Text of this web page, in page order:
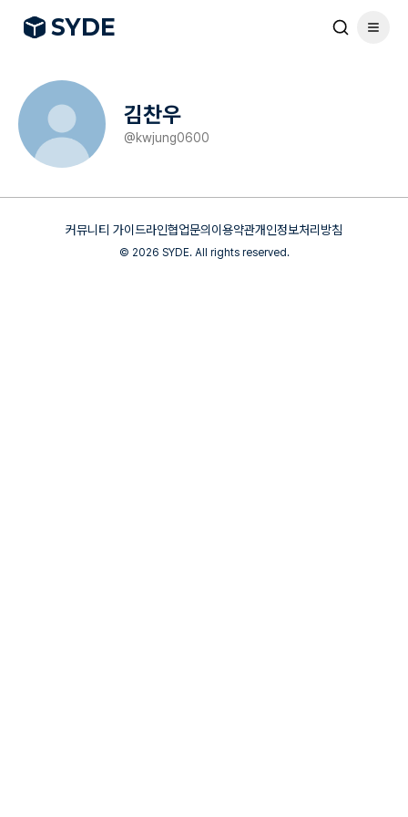
SYDE
김찬우
@kwjung0600
커뮤니티 가이드라인협업문의 이용약관개인정보처리방침
© 2026 SYDE. All rights reserved.